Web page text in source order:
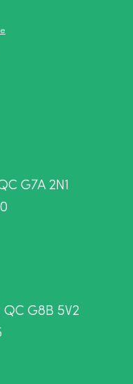
G7A 2N1
G8B 5V2